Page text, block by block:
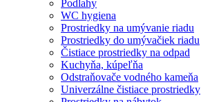
Podlahy
WC hygiena
Prostriedky na umývanie riadu
Prostriedky do umývačiek riadu
Čistiace prostriedky na odpad
Kuchyňa, kúpeľňa
Odstraňovače vodného kameňa
Univerzálne čistiace prostriedky